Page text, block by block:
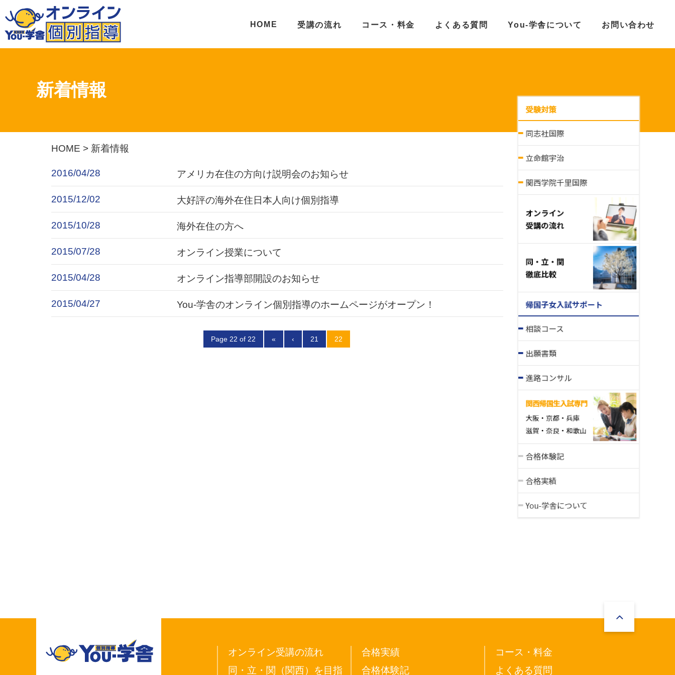
HOME 受講の流れ コース・料金 よくある質問 You-学舎について お問い合わせ
新着情報
HOME > 新着情報
2016/04/28 アメリカ在住の方向け説明会のお知らせ
2015/12/02 大好評の海外在住日本人向け個別指導
2015/10/28 海外在住の方へ
2015/07/28 オンライン授業について
2015/04/28 オンライン指導部開設のお知らせ
2015/04/27 You-学舎のオンライン個別指導のホームページがオープン！
Page 22 of 22 « ‹ 21 22
オンライン受講の流れ
同・立・関（関西）を目指
合格実績
合格体験記
コース・料金
よくある質問